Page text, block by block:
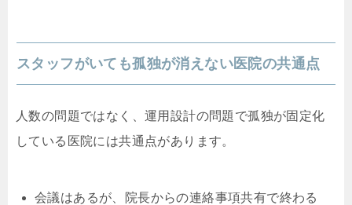
スタッフがいても孤独が消えない医院の共通点
人数の問題ではなく、運用設計の問題で孤独が固定化
している医院には共通点があります。
会議はあるが、院長からの連絡事項共有で終わる